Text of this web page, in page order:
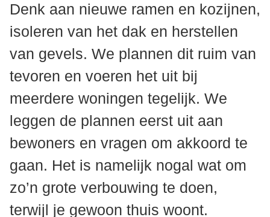
Denk aan nieuwe ramen en kozijnen,
isoleren van het dak en herstellen
van gevels. We plannen dit ruim van
tevoren en voeren het uit bij
meerdere woningen tegelijk. We
leggen de plannen eerst uit aan
bewoners en vragen om akkoord te
gaan. Het is namelijk nogal wat om
zo’n grote verbouwing te doen,
terwijl je gewoon thuis woont.